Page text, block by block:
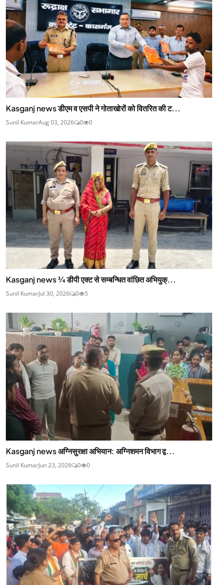
Kasganj news डीएम व एसपी ने गोताखोरों को वितरित की ट...
Sunil KumarAug 03, 2026 0 0
Kasganj news ¾ डीपी एक्ट से सम्बन्धित वांछित अभियुक्...
Sunil KumarJul 30, 2026 0 5
Kasganj news अग्निसुरक्षा अभियान: अग्निशमन विभाग द्व...
Sunil KumarJun 23, 2026 0 0